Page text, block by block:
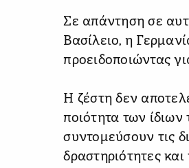
Σε απάντηση σε
Βασίλειο, η
προειδοποιώντας
Η ζέστη δεν
ποιότητα των
συντομεύσουν τις
δραστηριότητες